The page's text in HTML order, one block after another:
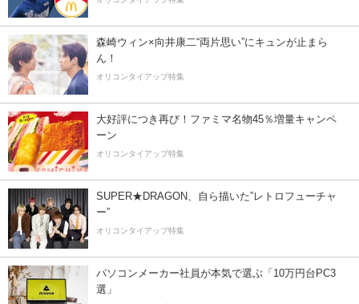
森崎ウィン×向井康二“両片思い”にキュンが止まら
ん！
オリコンタイアップ特集
大好評につき再び！ファミマ名物45％増量キャンペ
ーン
オリコンタイアップ特集
SUPER★DRAGON、自ら描いた”レトロフューチャ
ー”
オリコンタイアップ特集
パソコンメーカー社員が本気で選ぶ「10万円台PC3
選」